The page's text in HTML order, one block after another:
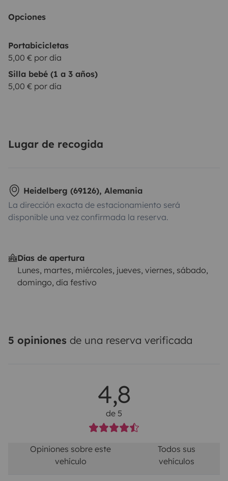
Opciones
Portabicicletas
5,00 € por día
Silla bebé (1 a 3 años)
5,00 € por día
Lugar de recogida
Heidelberg (69126), Alemania
La dirección exacta de estacionamiento será
disponible una vez confirmada la reserva.
Días de apertura
Lunes, martes, miércoles, jueves, viernes, sábado,
domingo, día festivo
5 opiniones de una reserva verificada
4,8
de 5
Opiniones sobre este
vehículo
Todos sus
vehículos